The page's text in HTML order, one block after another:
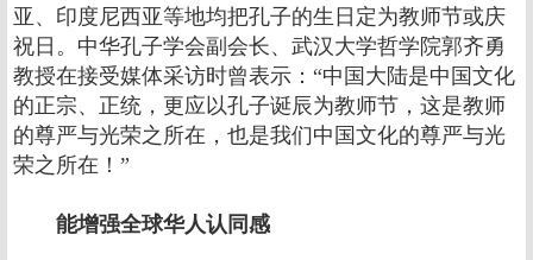
亚、印度尼西亚等地均把孔子的生日定为教师节或庆
祝日。中华孔子学会副会长、武汉大学哲学院郭齐勇
教授在接受媒体采访时曾表示：“中国大陆是中国文化
的正宗、正统，更应以孔子诞辰为教师节，这是教师
的尊严与光荣之所在，也是我们中国文化的尊严与光
荣之所在！”
能增强全球华人认同感